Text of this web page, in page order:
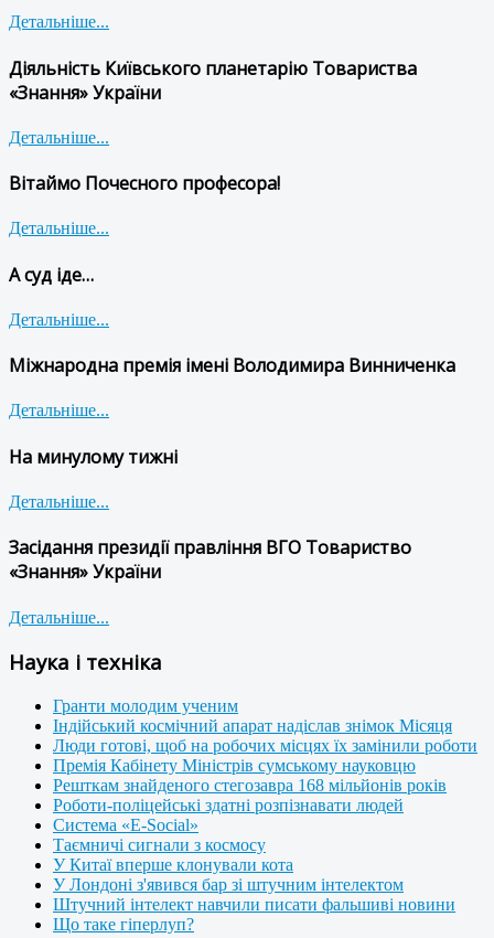
Детальніше...
Діяльність Київського планетарію Товариства
«Знання» України
Детальніше...
Вітаймо Почесного професора!
Детальніше...
А суд іде…
Детальніше...
Міжнародна премія імені Володимира Винниченка
Детальніше...
На минулому тижні
Детальніше...
Засідання президії правління ВГО Товариство
«Знання» України
Детальніше...
Наука і техніка
Гранти молодим ученим
Індійський космічний апарат надіслав знімок Місяця
Люди готові, щоб на робочих місцях їх замінили роботи
Премія Кабінету Міністрів сумському науковцю
Решткам знайденого стегозавра 168 мільйонів років
Роботи-поліцейські здатні розпізнавати людей
Система «E-Social»
Таємничі сигнали з космосу
У Китаї вперше клонували кота
У Лондоні з'явився бар зі штучним інтелектом
Штучний інтелект навчили писати фальшиві новини
Що таке гіперлуп?